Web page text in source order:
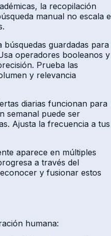
la recopilación
manual no escala e
búsquedas guardadas para
operadores booleanos y
Prueba las
y relevancia
diarias funcionan para
semanal puede ser
Ajusta la frecuencia a tus
aparece en múltiples
a través del
y fusionar estos
humana: